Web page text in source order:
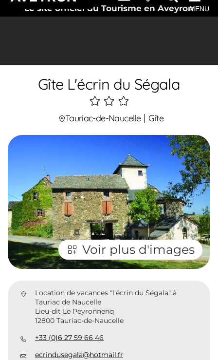
Le site officiel du Tourisme en AveyronMENU
Gîte L'écrin du Ségala
3
étoiles
Tauriac-de-Naucelle Gîte
Voir plus d'images
Location de vacances "l'écrin du Ségala" à
Tauriac de Naucelle
Lieu-dit Le Peyronnenq
12800 Tauriac-de-Naucelle
+33 (0)6 27 59 66 46
ecrindusegala@hotmail.fr